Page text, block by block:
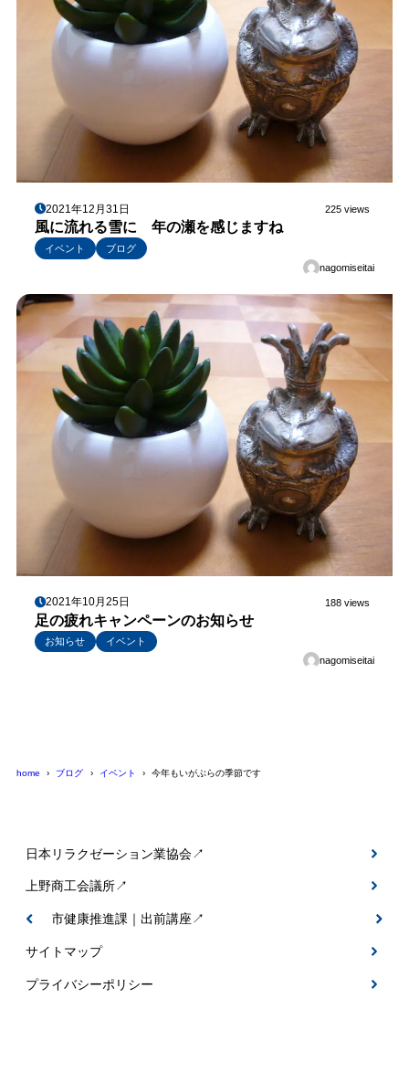
2021年12月31日 225 views
風に流れる雪に 年の瀬を感じますね
イベント
ブログ
nagomiseitai
2021年10月25日 188 views
足の疲れキャンペーンのお知らせ
お知らせ
イベント
nagomiseitai
home ブログ イベント 今年もいがぶらの季節です
日本リラクゼーション業協会↗
上野商工会議所↗
伊賀市健康推進課｜出前講座↗
サイトマップ
プライバシーポリシー